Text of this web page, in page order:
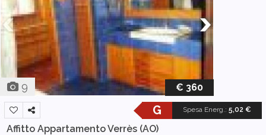
9 € 360
Spesa Energ.: 5,02 €
G
Affitto AppartamentoVerrès (AO)